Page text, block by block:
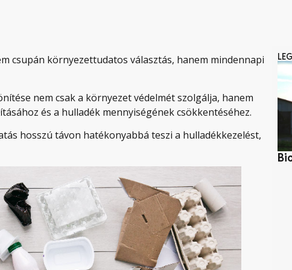
csupán környezettudatos választás, hanem mindennapi
nem csak a környezet védelmét szolgálja, hanem
és a hulladék mennyiségének csökkentéséhez.
hosszú távon hatékonyabbá teszi a hulladékkezelést,